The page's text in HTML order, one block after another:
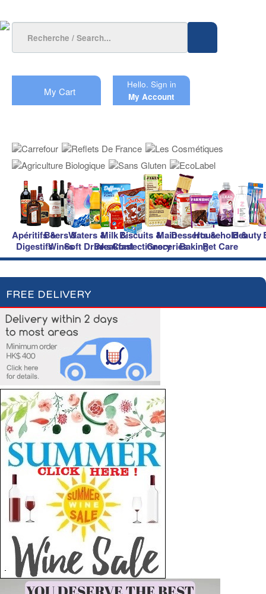
My Cart
Hello. Sign in
My Account
Apéritifs &
Digestifs
Beers &
Wines
Waters &
Soft Drinks
Milk &
Breakfast
Biscuits &
Confectionery
Main
Groceries
Desserts &
Baking
Household &
Pet Care
Beauty
FREE DELIVERY